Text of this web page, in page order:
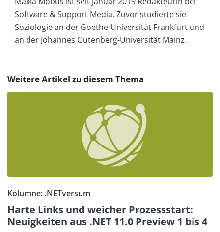
Software & Support Media. Zuvor studierte sie
Soziologie an der Goethe-Universität Frankfurt und
an der Johannes Gutenberg-Universität Mainz.
Weitere Artikel zu diesem Thema
Kolumne: .NETversum
Harte Links und weicher Prozessstart:
Neuigkeiten aus .NET 11.0 Preview 1 bis 4